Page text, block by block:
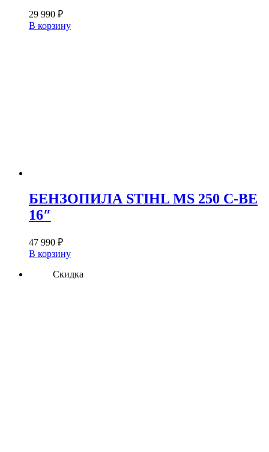
29 990 ₽
В корзину
БЕНЗОПИЛА STIHL MS 250 C-BE
16″
47 990 ₽
В корзину
Скидка